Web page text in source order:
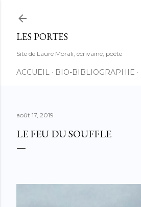
LES PORTES
Site de Laure Morali, écrivaine, poète
ACCUEIL BIO-BIBLIOGRAPHIE
août 17, 2019
LE FEU DU SOUFFLE